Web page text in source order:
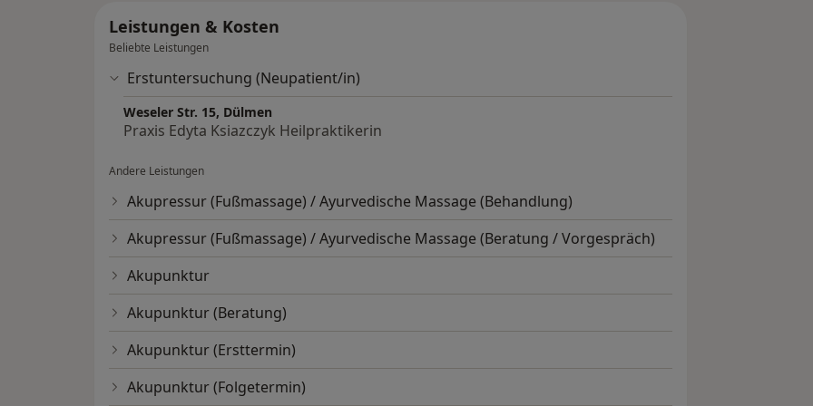
Leistungen & Kosten
Beliebte Leistungen
Erstuntersuchung (Neupatient/in)
Weseler Str. 15, Dülmen
Praxis Edyta Ksiazczyk Heilpraktikerin
Andere Leistungen
Akupressur (Fußmassage) / Ayurvedische Massage (Behandlung)
Akupressur (Fußmassage) / Ayurvedische Massage (Beratung / Vorgespräch)
Akupunktur
Akupunktur (Beratung)
Akupunktur (Ersttermin)
Akupunktur (Folgetermin)